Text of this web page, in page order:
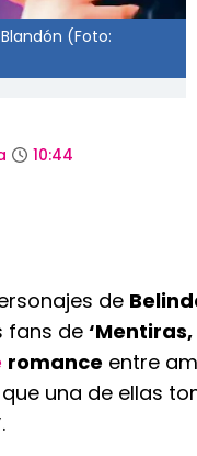
(Foto:
10:44
de
fans de‘Mentiras,
romance entre
una de ellas
.